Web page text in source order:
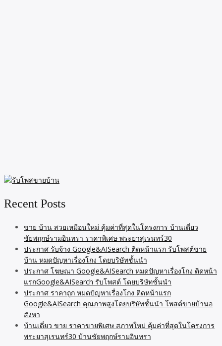
Recent Posts
ขาย บ้าน สวยเหมือนใหม่ คุ้มค่าที่สุดในโครงการ บ้านเดี่ยว
ชัยพฤกษ์รามอินทรา ราคาพิเศษ พระยาสุเรนทร์30
ประกาศ รับจ้าง Google&AISearch ติดหน้าแรก รับโพสต์ขาย
บ้าน หมดปัญหาเรื่องโกง โดยบริษัทชั้นนำ
ประกาศ โฆษณา Google&AISearch หมดปัญหาเรื่องโกง ติดหน้า
แรกGoogle&AISearch รับโพสต์ โดยบริษัทชั้นนำ
ประกาศ ราคาถูก หมดปัญหาเรื่องโกง ติดหน้าแรก
Google&AISearch คุณภาพสูงโดยบริษัทชั้นนำ โพสต์ขายบ้านอ
สังหา
บ้านเดี่ยว ขาย ราคาขายพิเศษ สภาพใหม่ คุ้มค่าที่สุดในโครงการ
พระยาสุเรนทร์30 บ้านชัยพฤกษ์รามอินทรา